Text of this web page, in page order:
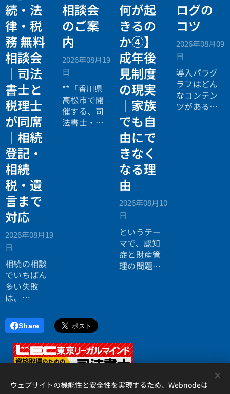
続・法
律・税
務 無料
相談会
｜司法
書士と
税理士
が同席
｜相続
登記・
相続
税・遺
言まで
対応
2026年08月19
日
相続の相談
でいちばん
多い失敗
は、
行ったら登
記の話がで
きず、司法
書士に行っ
たら税金が
い」ことで
相談会
のご案
内
2026年08月19
日
**「香川県
高松市で開
催する、司
法書士・税
何が起
きるの
か④】
成年後
見制度
の現実
｜家族
でも自
由にで
きなく
なる理
由
2026年08月10
日
というテー
マで、認知
症と財産管
理の問題に
ログの
コツ
2026年08月09
日
導入パラグ
ラフはどん
なコンテン
ツがあるの
Share
ウェブサイトの機能性と安全性を実現するため、Webnodeは